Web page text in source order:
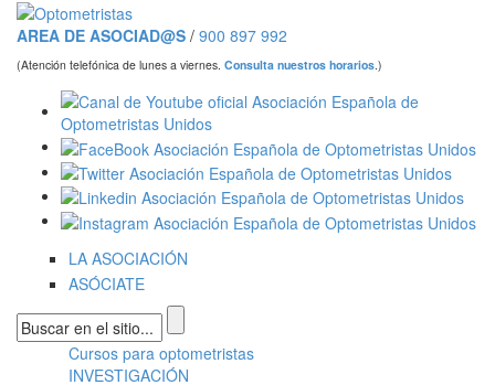
Pasar al contenido principal
AREA DE ASOCIAD@S / 900 897 992
(Atención telefónica de lunes a viernes. Consulta nuestros horarios.)
LA ASOCIACIÓN
ASÓCIATE
Formulario de búsqueda
Cursos para optometristas
INVESTIGACIÓN